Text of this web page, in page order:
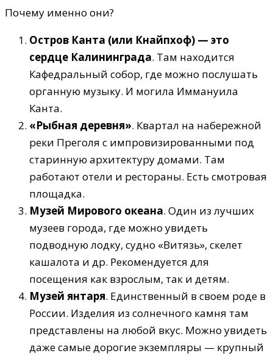
Почему именно они?
Остров Канта (или Кнайпхоф) — это
сердце Калининграда. Там находится
Кафедральный собор, где можно послушать
органную музыку. И могила Иммануила
Канта.
«Рыбная деревня». Квартал на набережной
реки Преголя с импровизированными под
старинную архитектуру домами. Там
работают отели и рестораны. Есть смотровая
площадка.
Музей Мирового океана. Один из лучших
музеев города, где можно увидеть
подводную лодку, судно «Витязь», скелет
кашалота и др. Рекомендуется для
посещения как взрослым, так и детям.
Музей янтаря. Единственный в своем роде в
России. Изделия из солнечного камня там
представлены на любой вкус. Можно увидеть
даже самые дорогие экземпляры — крупный